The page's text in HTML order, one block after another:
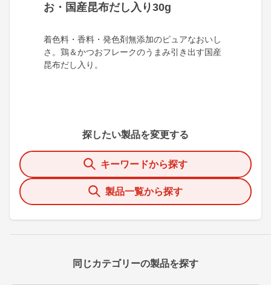
お・国産昆布だし入り30g
着色料・香料・発色剤無添加のピュアなおいし
さ。鶏＆かつおフレークのうまみ引き出す国産
昆布だし入り。
探したい製品を変更する
キーワードから探す
製品一覧から探す
同じカテゴリーの製品を探す